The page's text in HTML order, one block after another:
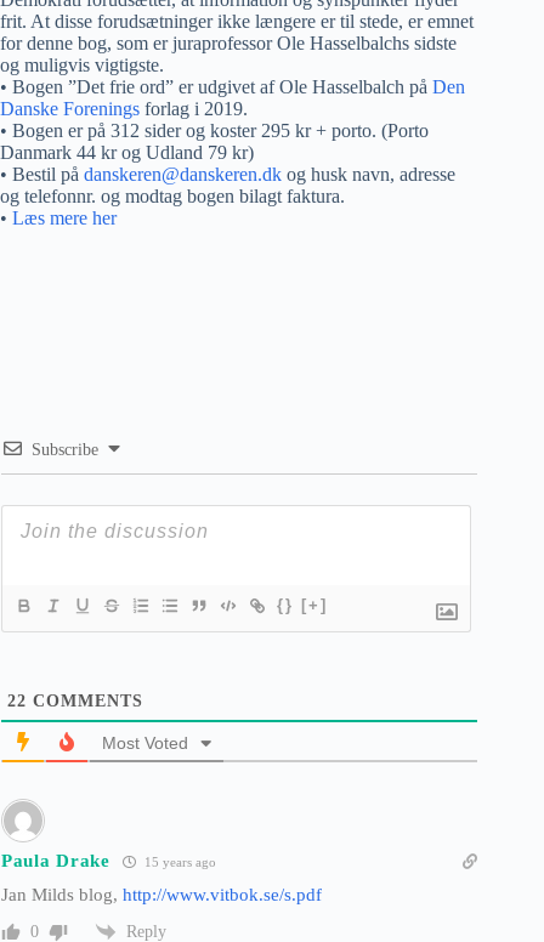
frit. At disse forudsætninger ikke længere er til stede, er emnet
for denne bog, som er juraprofessor Ole Hasselbalchs sidste
og muligvis vigtigste.
• Bogen ”Det frie ord” er udgivet af Ole Hasselbalch på Den
Danske Forenings forlag i 2019.
• Bogen er på 312 sider og koster 295 kr + porto. (Porto
Danmark 44 kr og Udland 79 kr)
• Bestil på danskeren@danskeren.dk og husk navn, adresse
og telefonnr. og modtag bogen bilagt faktura.
• Læs mere her
Subscribe
{} [+]
22 COMMENTS
Most Voted
Paula Drake 15 years ago
Jan Milds blog, http://www.vitbok.se/s.pdf
0 Reply